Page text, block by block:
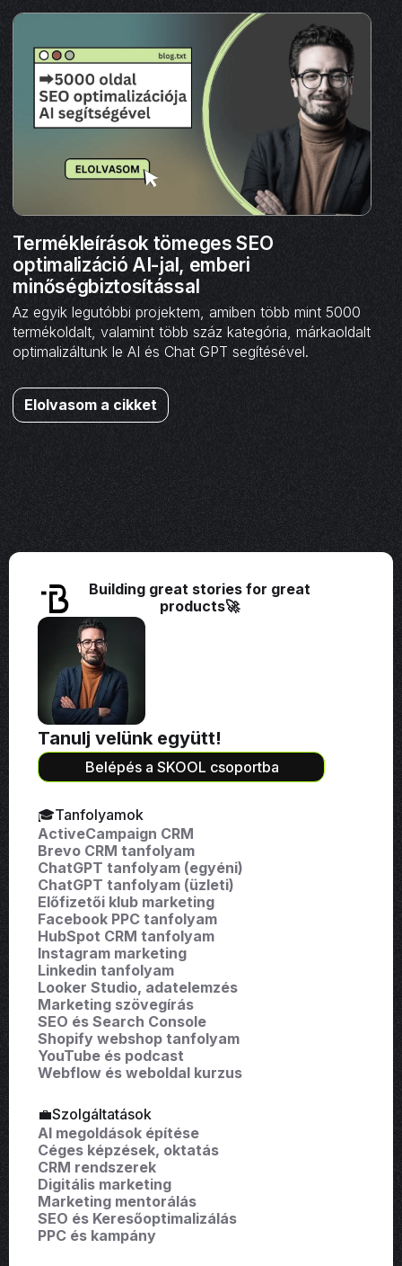
Termékleírások tömeges SEO
optimalizáció AI-jal, emberi
minőségbiztosítással
Az egyik legutóbbi projektem, amiben több mint 5000
termékoldalt, valamint több száz kategória, márkaoldalt
optimalizáltunk le AI és Chat GPT segítésével.
Elolvasom a cikket
Building great stories for great
products🚀
Tanulj velünk együtt!
Belépés a SKOOL csoportba
🎓Tanfolyamok
ActiveCampaign CRM
Brevo CRM tanfolyam
ChatGPT tanfolyam (egyéni)
ChatGPT tanfolyam (üzleti)
Előfizetői klub marketing
Facebook PPC tanfolyam
HubSpot CRM tanfolyam
Instagram marketing
Linkedin tanfolyam
Looker Studio, adatelemzés
Marketing szövegírás
SEO és Search Console
Shopify webshop tanfolyam
YouTube és podcast
Webflow és weboldal kurzus
💼Szolgáltatások
AI megoldások építése
Céges képzések, oktatás
CRM rendszerek
Digitális marketing
Marketing mentorálás
SEO és Keresőoptimalizálás
PPC és kampány